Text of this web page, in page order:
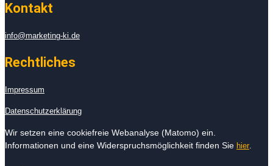
Kontakt
info@marketing-ki.de
Rechtliches
Impressum
Datenschutzerklärung
Wir setzen eine cookiefreie Webanalyse (Matomo) ein.
Informationen und eine Widerspruchsmöglichkeit finden Sie hier